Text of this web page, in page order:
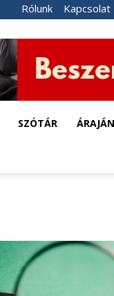
Rólunk Kapcsolat
SZÓTÁR